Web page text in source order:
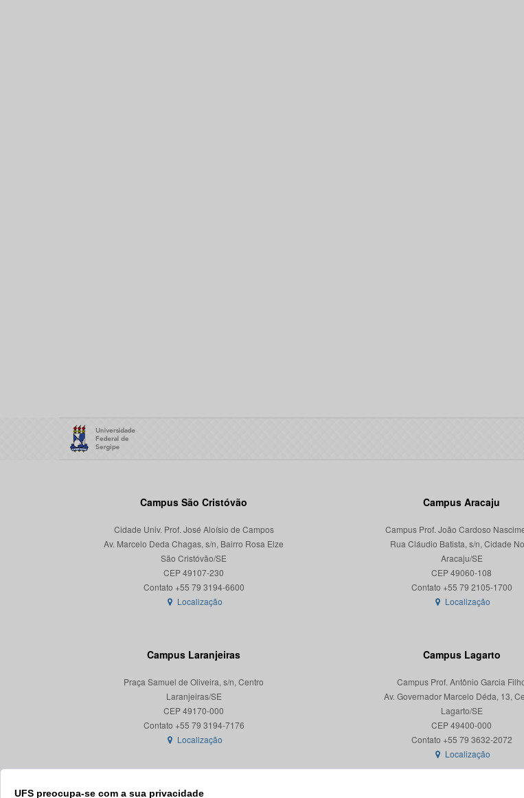
UFS preocupa-se com a sua privacidade
Campus São Cristóvão
Cidade Univ. Prof. José Aloísio de Campos
Av. Marcelo Deda Chagas, s/n, Bairro Rosa Elze
São Cristóvão/SE
CEP 49107-230
Localização
Campus Aracaju
Campus Prof. João Cardoso
Rua Cláudio Batista, s/n, Cidade
Aracaju/SE
CEP 49060-108
Localização
Campus Laranjeiras
Praça Samuel de Oliveira, s/n, Centro
Laranjeiras/SE
CEP 49170-000
Localização
Campus Lagarto
Campus Prof. Antônio Garcia
Av. Governador Marcelo Déda, 13,
Lagarto/SE
CEP 49400-000
Localização